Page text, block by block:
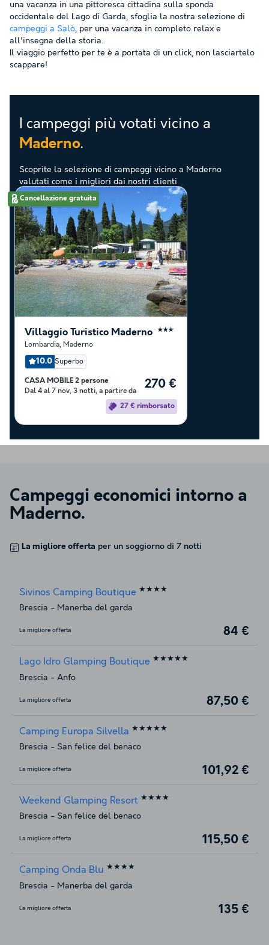
una vacanza in una pittoresca cittadina sulla sponda
occidentale del Lago di Garda, sfoglia la nostra selezione di
campeggi a Salò, per una vacanza in completo relax e
all'insegna della storia..
Il viaggio perfetto per te è a portata di un click, non lasciartelo
scappare!
I campeggi più votati vicino a
Maderno.
Scoprite la selezione di campeggi vicino a Maderno
valutati come i migliori dai nostri clienti
Cancellazione gratuita
Villaggio Turistico Maderno ★★★
Lombardia, Maderno
10.0 Superbo
CASA MOBILE 2 persone
Dal 4 al 7 nov, 3 notti, a partire da
270 €
27 € rimborsato
Campeggi economici intorno a
Maderno.
La migliore offerta per un soggiorno di 7 notti
Sivinos Camping Boutique ★★★★
Brescia - Manerba del garda
La migliore offerta 84 €
Lago Idro Glamping Boutique ★★★★★
Brescia - Anfo
La migliore offerta 87,50 €
Camping Europa Silvella ★★★★★
Brescia - San felice del benaco
La migliore offerta 101,92 €
Weekend Glamping Resort ★★★★
Brescia - San felice del benaco
La migliore offerta 115,50 €
Camping Onda Blu ★★★★
Brescia - Manerba del garda
La migliore offerta 135 €